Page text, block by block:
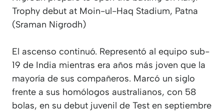
Trophy debut at Moin-ul-Haq Stadium, Patna
(Sraman Nigrodh)
El ascenso continuó. Representó al equipo sub-
19 de India mientras era años más joven que la
mayoría de sus compañeros. Marcó un siglo
frente a sus homólogos australianos, con 58
bolas, en su debut juvenil de Test en septiembre